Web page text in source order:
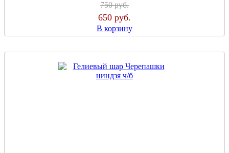
750руб.
650 руб.
В корзину